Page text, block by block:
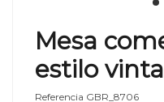
Mesa
estilo
Referencia GBR_8706